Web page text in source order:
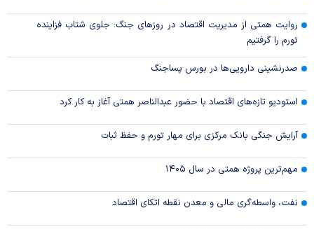
روایت همتی از مدیریت اقتصاد در روزهای جنگ: جلوی شتاب فزاینده
تورم را گرفتیم
صدرنشینی دارویی‌ها در بورس پساجنگ
استودیو تازه‌های اقتصاد با حضور عبدالناصر همتی آغاز به کار کرد
آرایش جنگی بانک مرکزی برای مهار تورم و حفظ ثبات
مهم‌ترین پروژه همتی در سال ۱۴۰۵
نفت، واسطه‌گری مالی و معدن نقطه اتکای اقتصاد